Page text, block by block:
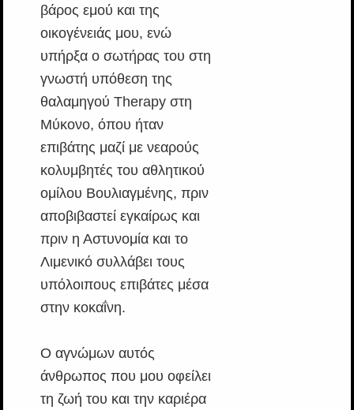
βάρος εμού και της
οικογένειάς μου, ενώ
υπήρξα ο σωτήρας του στη
γνωστή υπόθεση της
θαλαμηγού Therapy στη
Μύκονο, όπου ήταν
επιβάτης μαζί με νεαρούς
κολυμβητές του αθλητικού
ομίλου Βουλιαγμένης, πριν
αποβιβαστεί εγκαίρως και
πριν η Αστυνομία και το
Λιμενικό συλλάβει τους
υπόλοιπους επιβάτες μέσα
στην κοκαΐνη.
Ο αγνώμων αυτός
άνθρωπος που μου οφείλει
τη ζωή του και την καριέρα